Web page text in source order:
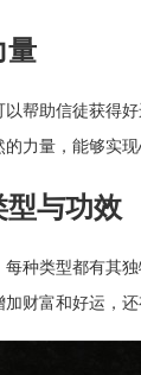
量
帮助信徒获得
力量，能够实现
型与功效
种类型都有其
财富和好运，